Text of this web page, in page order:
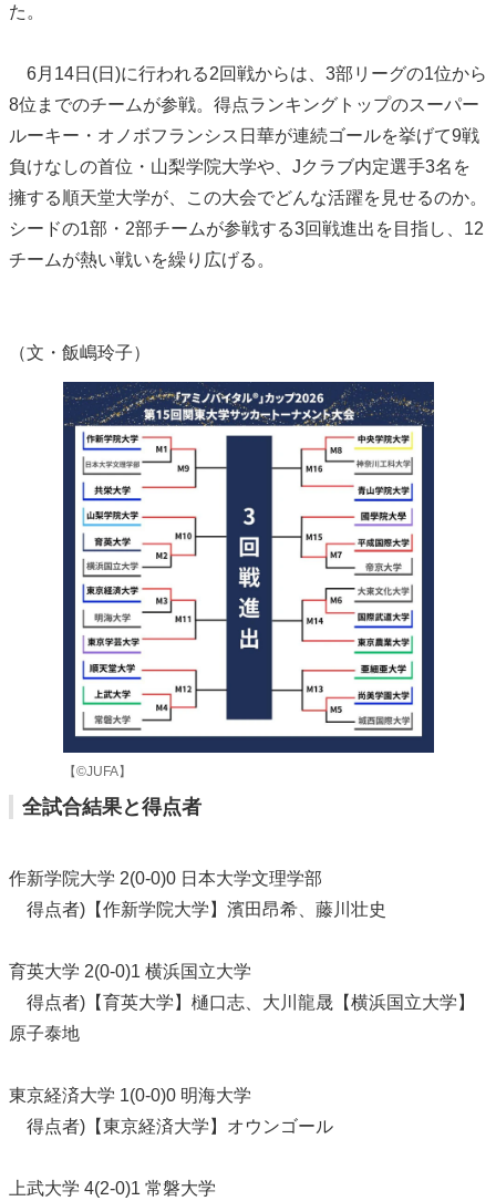
た。
6月14日(日)に行われる2回戦からは、3部リーグの1位から
8位までのチームが参戦。得点ランキングトップのスーパー
ルーキー・オノボフランシス日華が連続ゴールを挙げて9戦
負けなしの首位・山梨学院大学や、Jクラブ内定選手3名を
擁する順天堂大学が、この大会でどんな活躍を見せるのか。
シードの1部・2部チームが参戦する3回戦進出を目指し、12
チームが熱い戦いを繰り広げる。
（文・飯嶋玲子）
【©JUFA】
全試合結果と得点者
作新学院大学 2(0-0)0 日本大学文理学部
得点者)【作新学院大学】濱田昂希、藤川壮史
育英大学 2(0-0)1 横浜国立大学
得点者)【育英大学】樋口志、大川龍晟【横浜国立大学】
原子泰地
東京経済大学 1(0-0)0 明海大学
得点者)【東京経済大学】オウンゴール
上武大学 4(2-0)1 常磐大学